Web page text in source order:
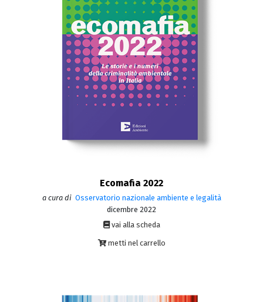
Ecomafia 2022
a cura di Osservatorio nazionale ambiente e legalità
dicembre 2022
vai alla scheda
metti nel carrello